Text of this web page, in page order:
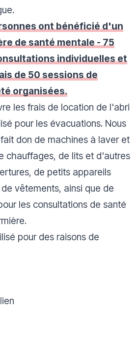
ont bénéficié d'un
de santé mentale - 75
individuelles et
de 50 sessions de
organisées.
les frais de location de l'abri
pour les évacuations. Nous
don de machines à laver et
chauffages, de lits et d'autres
de petits appareils
vêtements, ainsi que de
les consultations de santé
pour des raisons de